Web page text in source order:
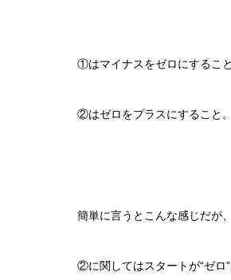
①はマイナスをゼロにすること
②はゼロをプラスにすること。
簡単に言うとこんな感じだが、
②に関してはスタートが“ゼロ”